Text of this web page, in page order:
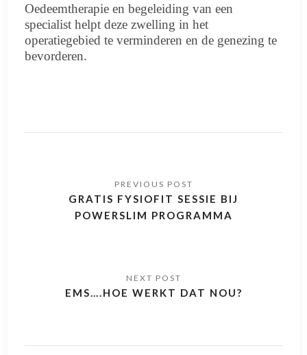
Oedeemtherapie en begeleiding van een
specialist helpt deze zwelling in het
operatiegebied te verminderen en de genezing te
bevorderen.
GRATIS FYSIOFIT SESSIE BIJ
POWERSLIM PROGRAMMA
EMS….HOE WERKT DAT NOU?